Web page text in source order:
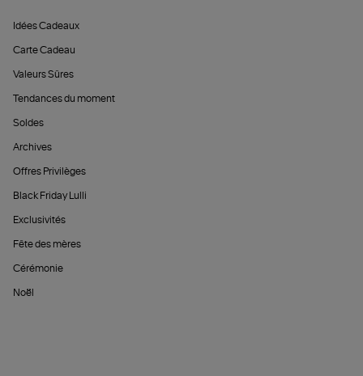
Idées Cadeaux
Carte Cadeau
Valeurs Sûres
Tendances du moment
Soldes
Archives
Offres Privilèges
Black Friday Lulli
Exclusivités
Fête des mères
Cérémonie
Noël